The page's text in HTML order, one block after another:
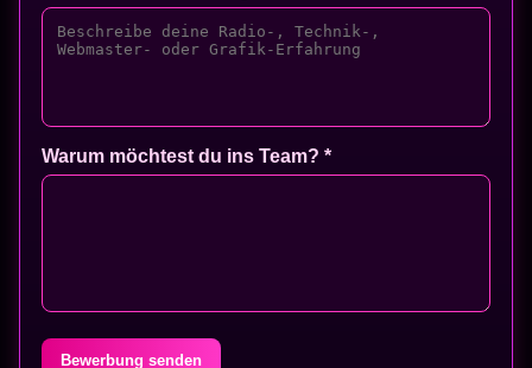
Warum möchtest du ins Team? *
Bewerbung senden